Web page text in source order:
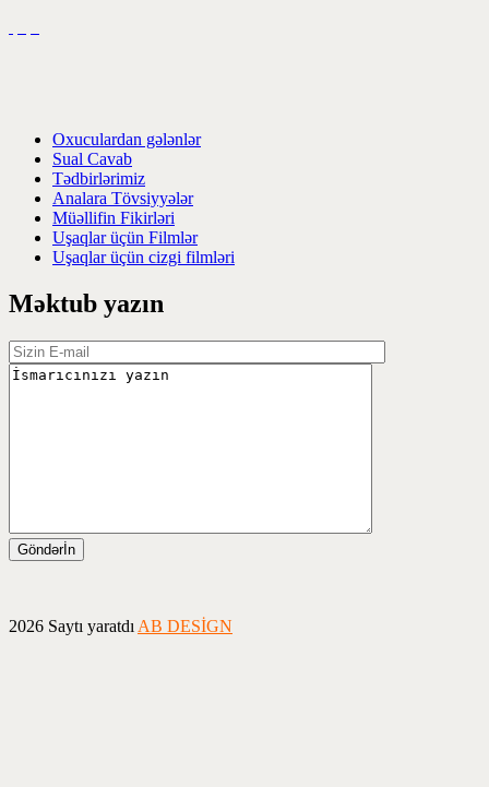
Oxuculardan gələnlər
Sual Cavab
Tədbirlərimiz
Analara Tövsiyyələr
Müəllifin Fikirləri
Uşaqlar üçün Filmlər
Uşaqlar üçün cizgi filmləri
Məktub yazın
2026 Saytı yaratdı AB DESİGN